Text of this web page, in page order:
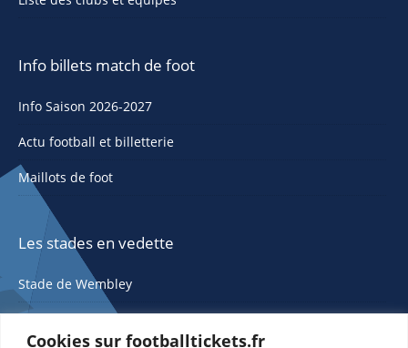
Cookies sur footballtickets.fr
Info billets match de foot
Info Saison 2026-2027
Actu football et billetterie
Maillots de foot
Les stades en vedette
Stade de Wembley